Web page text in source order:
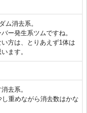
ム消去系。
ー発生系ツムですね。
方は、とりあえず1体は
ます。
去系。
重めながら消去数はかな